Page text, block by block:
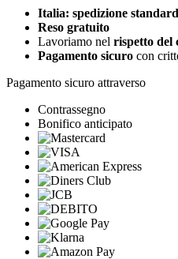
Italia: spedizione
Reso gratuito
Lavoriamo nel rispetto del
Pagamento sicuro con
Pagamento sicuro attraverso
Contrassegno
Bonifico anticipato